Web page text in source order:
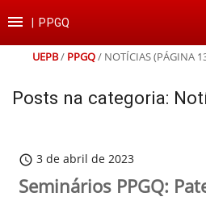
para
conteúdo
para
para
para
rodapé
 PPGQ
UEPB/ PPGQ/ NOTÍCIAS(PÁGINA
Posts na categoria:
schedule 3 de abril de 2023
Seminários PPGQ: